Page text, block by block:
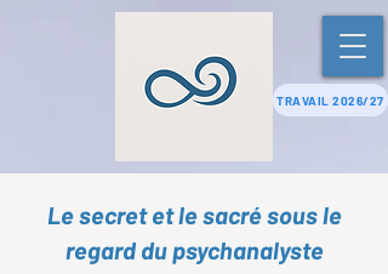
TRAVAIL 2026/27
Le secret et le sacré sous le
regard du psychanalyste